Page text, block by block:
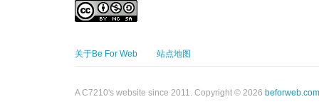
关于Be For Web 站点地图
A C7210's website since 2011. Copyright © 2026 beforweb.com